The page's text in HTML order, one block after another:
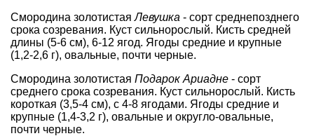
Смородина золотистаяЛевушка - сорт среднепозднего
срока созревания. Куст сильнорослый. Кисть средней
длины (5-6 см), 6-12 ягод. Ягоды средние и крупные
(1,2-2,6 г), овальные, почти черные.
Смородина золотистая Подарок Ариадне - сорт
среднего срока созревания. Куст сильнорослый. Кисть
короткая (3,5-4 см), с 4-8 ягодами. Ягоды средние и
крупные (1,4-3,2 г), овальные и округло-овальные,
почти черные.